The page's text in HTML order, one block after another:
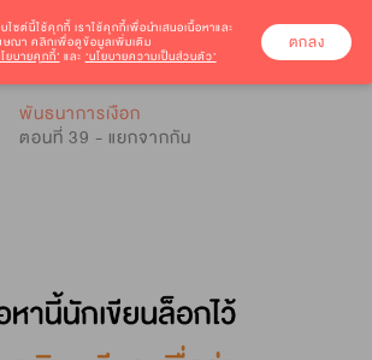
พันธนาการเงือก
ตอนที่ 39 - แยกจากกัน
บไซต์นี้ใช้คุกกี้ เราใช้คุกกี้เพื่อนำเสนอเนื้อหาและ
ษณา คลิกเพื่อดูข้อมูลเพิ่มเติม
ยบายคุกกี้’ และ ‘นโยบายความเป็นส่วนตัว’
ตกลง